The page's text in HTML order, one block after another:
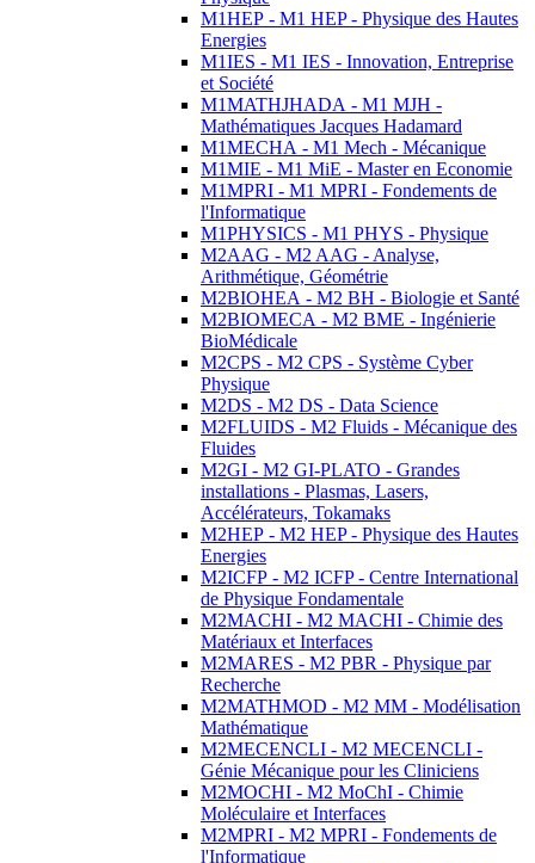
M1HEP - M1 HEP - Physique des Hautes
Energies
M1IES - M1 IES - Innovation, Entreprise
et Société
M1MATHJHADA - M1 MJH -
Mathématiques Jacques Hadamard
M1MECHA - M1 Mech - Mécanique
M1MIE - M1 MiE - Master en Economie
M1MPRI - M1 MPRI - Fondements de
l'Informatique
M1PHYSICS - M1 PHYS - Physique
M2AAG - M2 AAG - Analyse,
Arithmétique, Géométrie
M2BIOHEA - M2 BH - Biologie et Santé
M2BIOMECA - M2 BME - Ingénierie
BioMédicale
M2CPS - M2 CPS - Système Cyber
Physique
M2DS - M2 DS - Data Science
M2FLUIDS - M2 Fluids - Mécanique des
Fluides
M2GI - M2 GI-PLATO - Grandes
installations - Plasmas, Lasers,
Accélérateurs, Tokamaks
M2HEP - M2 HEP - Physique des Hautes
Energies
M2ICFP - M2 ICFP - Centre International
de Physique Fondamentale
M2MACHI - M2 MACHI - Chimie des
Matériaux et Interfaces
M2MARES - M2 PBR - Physique par
Recherche
M2MATHMOD - M2 MM - Modélisation
Mathématique
M2MECENCLI - M2 MECENCLI -
Génie Mécanique pour les Cliniciens
M2MOCHI - M2 MoChI - Chimie
Moléculaire et Interfaces
M2MPRI - M2 MPRI - Fondements de
l'Informatique